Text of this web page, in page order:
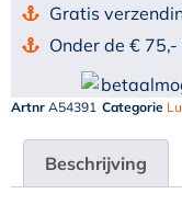
Gratis
Onder de €
Artnr A54391 Categorie
Beschrijving